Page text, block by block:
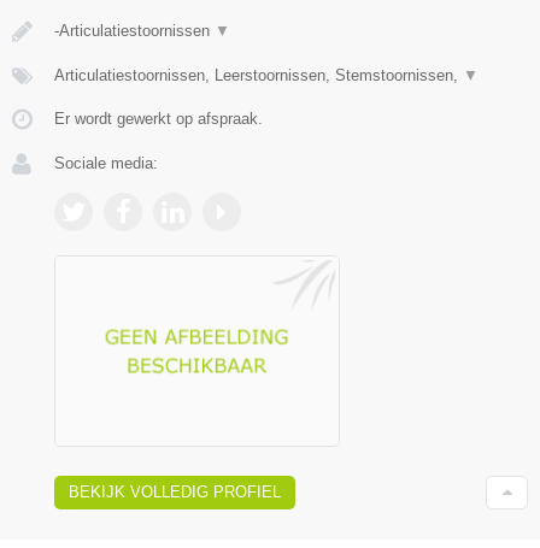
-Articulatiestoornissen ▼
Articulatiestoornissen, Leerstoornissen, Stemstoornissen, ▼
Er wordt gewerkt op afspraak.
Sociale media:
BEKIJK VOLLEDIG PROFIEL